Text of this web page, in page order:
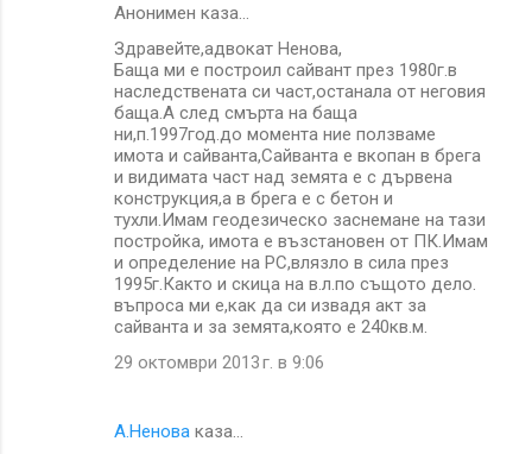
Анонимен каза…
Здравейте,адвокат Ненова,
Баща ми е построил сайвант през 1980г.в
наследствената си част,останала от неговия
баща.А след смърта на баща
ни,п.1997год.до момента ние ползваме
имота и сайванта,Сайванта е вкопан в брега
и видимата част над земята е с дървена
конструкция,а в брега е с бетон и
тухли.Имам геодезическо заснемане на тази
постройка, имота е възстановен от ПК.Имам
и определение на РС,влязло в сила през
1995г.Както и скица на в.л.по същото дело.
въпроса ми е,как да си извадя акт за
сайванта и за земята,която е 240кв.м.
29 октомври 2013 г. в 9:06
А.Ненова каза…